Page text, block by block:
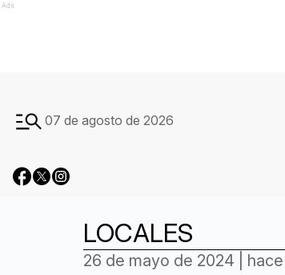
Ads
07 de agosto de 2026
LOCALES
26 de mayo de 2024 |